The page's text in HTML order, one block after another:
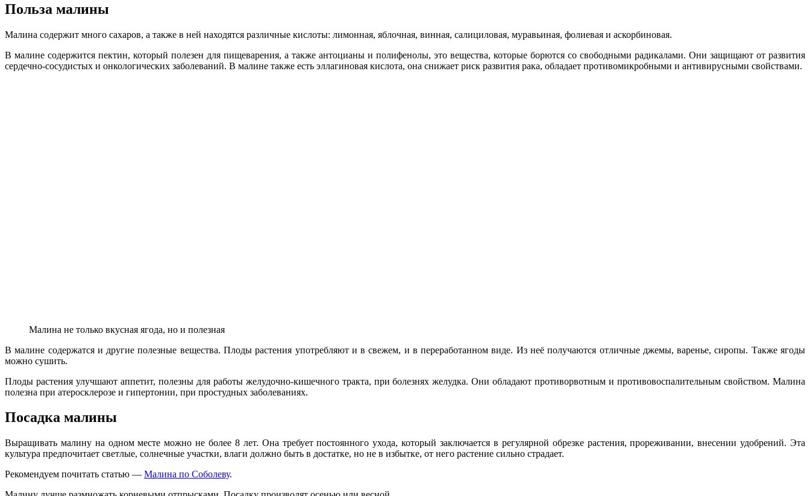
Польза малины
Малина содержит много сахаров, а также в ней находятся различные кислоты: лимонная, яблочная, винная, салициловая, муравьиная, фолиевая и аскорбиновая.
В малине содержится пектин, который полезен для пищеварения, а также антоцианы и полифенолы, это вещества, которые борются со свободными радикалами. Они защищают от развития
сердечно-сосудистых и онкологических заболеваний. В малине также есть эллагиновая кислота, она снижает риск развития рака, обладает противомикробными и антивирусными свойствами.
Малина не только вкусная ягода, но и полезная
В малине содержатся и другие полезные вещества. Плоды растения употребляют и в свежем, и в переработанном виде. Из неё получаются отличные джемы, варенье, сиропы. Также ягоды
можно сушить.
Плоды растения улучшают аппетит, полезны для работы желудочно-кишечного тракта, при болезнях желудка. Они обладают противорвотным и противовоспалительным свойством. Малина
полезна при атеросклерозе и гипертонии, при простудных заболеваниях.
Посадка малины
Выращивать малину на одном месте можно не более 8 лет. Она требует постоянного ухода, который заключается в регулярной обрезке растения, прореживании, внесении удобрений. Эта
культура предпочитает светлые, солнечные участки, влаги должно быть в достатке, но не в избытке, от него растение сильно страдает.
Рекомендуем почитать статью — Малина по Соболеву.